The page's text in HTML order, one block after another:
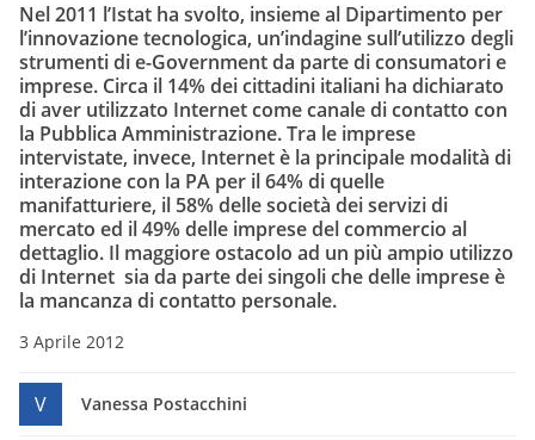
Nel 2011 l’Istat ha svolto, insieme al Dipartimento per
l’innovazione tecnologica, un’indagine sull’utilizzo degli
strumenti di e-Government da parte di consumatori e
imprese. Circa il 14% dei cittadini italiani ha dichiarato
di aver utilizzato Internet come canale di contatto con
la Pubblica Amministrazione. Tra le imprese
intervistate, invece, Internet è la principale modalità di
interazione con la PA per il 64% di quelle
manifatturiere, il 58% delle società dei servizi di
mercato ed il 49% delle imprese del commercio al
dettaglio. Il maggiore ostacolo ad un più ampio utilizzo
di Internet sia da parte dei singoli che delle imprese è
la mancanza di contatto personale.
3 Aprile 2012
V Vanessa Postacchini